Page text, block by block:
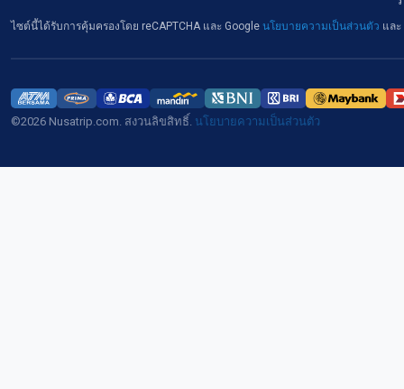
ไซต์นี้ได้รับการคุ้มครองโดย reCAPTCHA และ Google นโยบายความเป็นส่วนตัว และ
©2026 Nusatrip.com. สงวนลิขสิทธิ์. นโยบายความเป็นส่วนตัว